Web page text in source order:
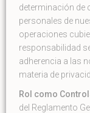
determinación de
personales de
operaciones
responsabilidad
adherencia a las
materia de
Rol como
del Reglamento